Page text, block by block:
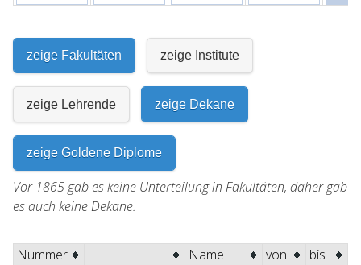
zeige Fakultäten zeige Institute
zeige Lehrende zeige Dekane
zeige Goldene Diplome
Vor 1865 gab es keine Unterteilung in Fakultäten, daher gab
es auch keine Dekane.
Nummer Name von
bis